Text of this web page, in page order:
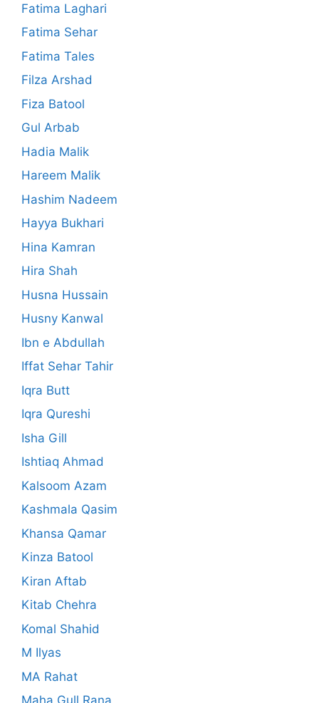
Fatima Laghari
Fatima Sehar
Fatima Tales
Filza Arshad
Fiza Batool
Gul Arbab
Hadia Malik
Hareem Malik
Hashim Nadeem
Hayya Bukhari
Hina Kamran
Hira Shah
Husna Hussain
Husny Kanwal
Ibn e Abdullah
Iffat Sehar Tahir
Iqra Butt
Iqra Qureshi
Isha Gill
Ishtiaq Ahmad
Kalsoom Azam
Kashmala Qasim
Khansa Qamar
Kinza Batool
Kiran Aftab
Kitab Chehra
Komal Shahid
M Ilyas
MA Rahat